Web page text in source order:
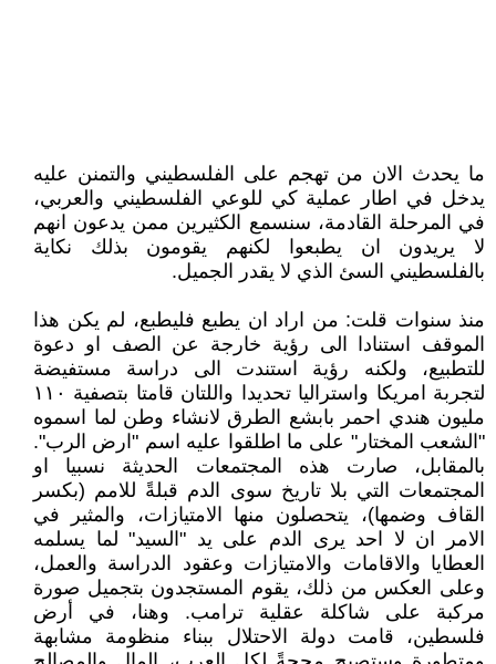
ما يحدث الان من تهجم على الفلسطيني والتمنن عليه
يدخل في اطار عملية كي للوعي الفلسطيني والعربي،
في المرحلة القادمة، سنسمع الكثيرين ممن يدعون انهم
لا يريدون ان يطبعوا لكنهم يقومون بذلك نكاية
بالفلسطيني السئ الذي لا يقدر الجميل.
منذ سنوات قلت: من اراد ان يطبع فليطبع، لم يكن هذا
الموقف استنادا الى رؤية خارجة عن الصف او دعوة
للتطبيع، ولكنه رؤية استندت الى دراسة مستفيضة
لتجربة امريكا واستراليا تحديدا واللتان قامتا بتصفية ١١٠
مليون هندي احمر بابشع الطرق لانشاء وطن لما اسموه
"الشعب المختار" على ما اطلقوا عليه اسم "ارض الرب".
بالمقابل، صارت هذه المجتمعات الحديثة نسبيا او
المجتمعات التي بلا تاريخ سوى الدم قبلةً للامم (بكسر
القاف وضمها)، يتحصلون منها الامتيازات، والمثير في
الامر ان لا احد يرى الدم على يد "السيد" لما يسلمه
العطايا والاقامات والامتيازات وعقود الدراسة والعمل،
وعلى العكس من ذلك، يقوم المستجدون بتجميل صورة
مركبة على شاكلة عقلية ترامب. وهنا، في أرض
فلسطين، قامت دولة الاحتلال ببناء منظومة مشابهة